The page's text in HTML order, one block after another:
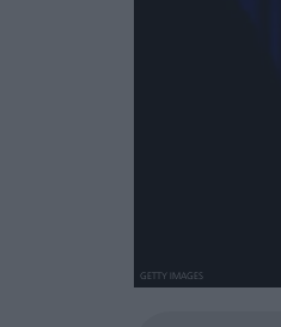
GETTY IMAGES